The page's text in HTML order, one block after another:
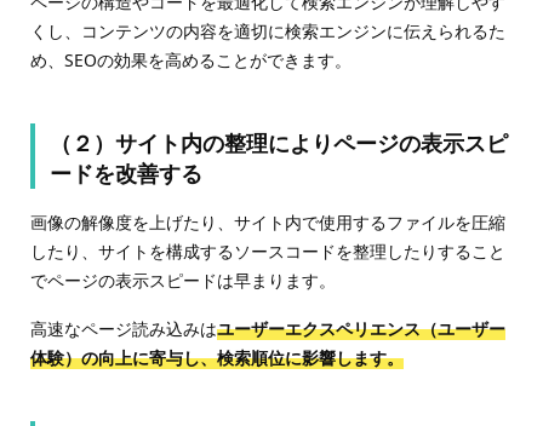
くし、コンテンツの内容を適切に検索エンジンに伝えられるた
め、SEOの効果を高めることができます。
（２）サイト内の整理によりページの表示スピ
ードを改善する
画像の解像度を上げたり、サイト内で使用するファイルを圧縮
したり、サイトを構成するソースコードを整理したりすること
でページの表示スピードは早まります。
高速なページ読み込みはユーザーエクスペリエンス（ユーザー
体験）の向上に寄与し、検索順位に影響します。